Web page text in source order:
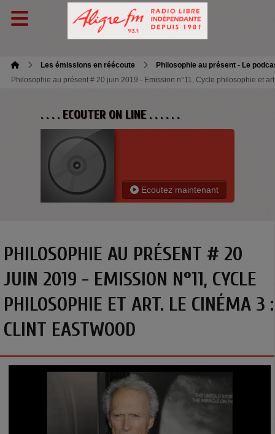
Les émissions en réécoute
Philosophie au présent - Le
Philosophie au présent # 20 juin 2019 - Emission n°11, Cycle philosophie et
. . . . ECOUTER ON LINE . . . . . .
Ecoutez maintenant
PHILOSOPHIE AU PRÉSENT # 20
JUIN 2019 - EMISSION N°11, CYCLE
PHILOSOPHIE ET ART. LE CINÉMA 3 :
CLINT EASTWOOD